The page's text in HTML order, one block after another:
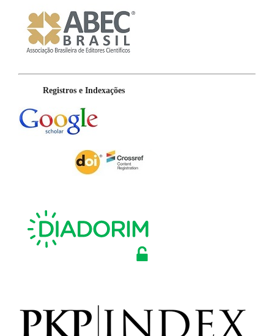
Registros e Indexações